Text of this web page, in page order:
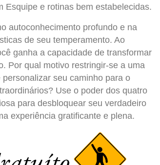
Esquipe e rotinas bem estabelecidas.
autoconhecimento profundo e na
de seu temperamento. Ao
ganha a capacidade de transformar
Por qual motivo restringir-se a uma
seu caminho para o
Use o poder dos quatro
para desbloquear seu verdadeiro
experiência gratificante e plena.